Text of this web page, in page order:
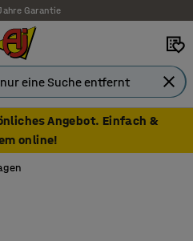
Garantie
Angebot. Einfach &
online!